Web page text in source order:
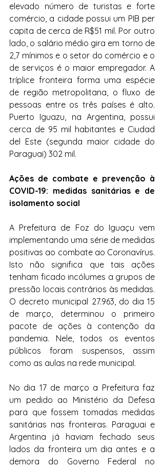
elevado número de turistas e forte
comércio, a cidade possui um PIB per
capita de cerca de R$51 mil. Por outro
lado, o salário médio gira em torno de
2,7 mínimos e o setor do comércio e o
de serviços é o maior empregador. A
tríplice fronteira forma uma espécie
de região metropolitana, o fluxo de
pessoas entre os três países é alto.
Puerto Iguazu, na Argentina, possui
cerca de 95 mil habitantes e Ciudad
del Este (segunda maior cidade do
Paraguai) 302 mil.
Ações de combate e prevenção à
COVID-19: medidas sanitárias e de
isolamento social
A Prefeitura de Foz do Iguaçu vem
implementando uma série de medidas
positivas ao combate ao Coronavírus.
Isto não significa que tais ações
tenham ficado incólumes a grupos de
pressão locais contrários às medidas.
O decreto municipal 27.963, do dia 15
de março, determinou o primeiro
pacote de ações à contenção da
pandemia. Nele, todos os eventos
públicos foram suspensos, assim
como as aulas na rede municipal.
No dia 17 de março a Prefeitura faz
um pedido ao Ministério da Defesa
para que fossem tomadas medidas
sanitárias nas fronteiras. Paraguai e
Argentina já haviam fechado seus
lados da fronteira um dia antes e a
demora do Governo Federal no